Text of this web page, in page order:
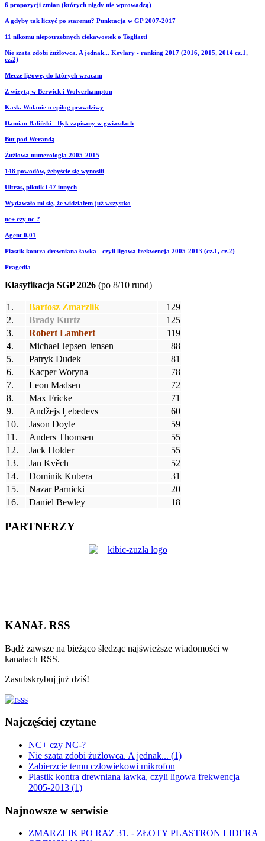
6 propozycji zmian (których nigdy nie wprowadzą)
A gdyby tak liczyć po staremu? Punktacja w GP 2007-2017
11 nikomu niepotrzebnych ciekawostek o Togliatti
Nie szata zdobi żużlowca. A jednak... Kevlary - ranking 2017 (2016, 2015, 2014 cz.1,
cz.2)
Mecze ligowe, do których wracam
Z wizytą w Berwick i Wolverhampton
Kask. Wołanie o epilog prawdziwy
Damian Baliński - Byk zapisany w gwiazdach
But pod Werandą
Żużlowa numerologia 2005-2015
148 powodów, żebyście się wynosili
Ultras, piknik i 47 innych
Wydawało mi się, że widziałem już wszystko
nc+ czy nc-?
Agent 0,01
Plastik kontra drewniana ławka - czyli ligowa frekwencja 2005-2013 (cz.1, cz.2)
Pragedia
Klasyfikacja SGP 2026 (po 8/10 rund)
1. Bartosz Zmarzlik
129
2.
Brady Kurtz
125
3.
Robert Lambert
119
4.
Michael Jepsen Jensen
88
5.
Patryk Dudek
81
6.
Kacper Woryna
78
7.
Leon Madsen
72
8.
Max Fricke
71
9.
Andžejs Ļebedevs
60
10.
Jason Doyle
59
11.
Anders Thomsen
55
12.
Jack Holder
55
13.
Jan Kvěch
52
14.
Dominik Kubera
31
15.
Nazar Parnicki
20
16.
Daniel Bewley 18
PARTNERZY
KANAŁ RSS
Bądź zawsze na bieżąco śledząc najświeższe wiadomości w
kanałach RSS.
Zasubskrybuj już dziś!
Najczęściej czytane
NC+ czy NC-?
Nie szata zdobi żużlowca. A jednak... (1)
Zabierzcie temu człowiekowi mikrofon
Plastik kontra drewniana ławka, czyli ligowa frekwencja
2005-2013 (1)
Najnowsze w serwisie
ZMARZLIK PO RAZ 31. - ZŁOTY PLASTRON LIDERA